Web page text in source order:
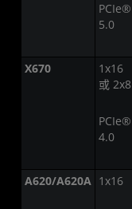
PCIe®
5.0
X670
1x16
或 2x8
PCIe®
4.0
A620/A620A 1x16